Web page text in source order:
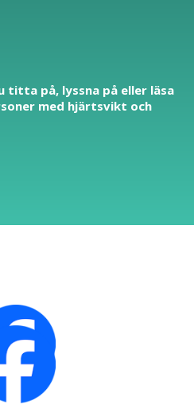
titta på, lyssna på eller läsa
med hjärtsvikt och